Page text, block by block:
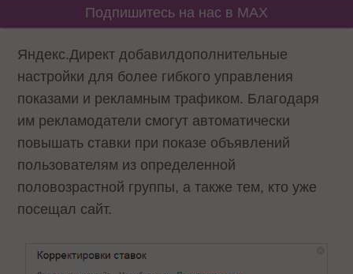
Подпишитесь на нас в MAX
Яндекс.Директдобавилдополнительные
настройки для более гибкого управления
показами и рекламным трафиком. Благодаря
им рекламодатели смогут автоматически
повышать ставки при показе объявлений
пользователям из определенной
половозрастной группы, а также тем, кто уже
посещал сайт.